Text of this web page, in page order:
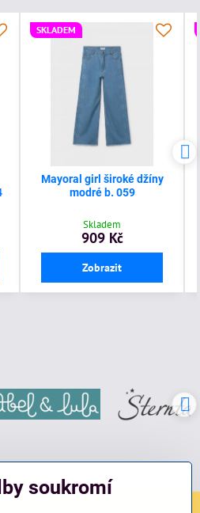
SKLADEM
Mayoral girl široké džíny
modré b. 059
Skladem
909 Kč
Zobrazit
soukromí